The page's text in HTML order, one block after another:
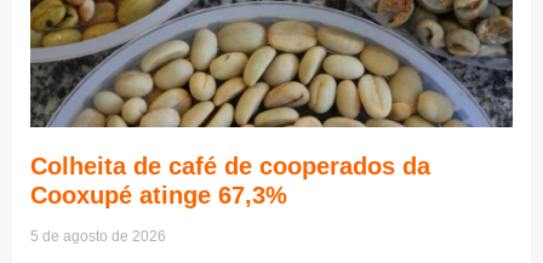
Colheita de café de cooperados da
Cooxupé atinge 67,3%
5 de agosto de 2026